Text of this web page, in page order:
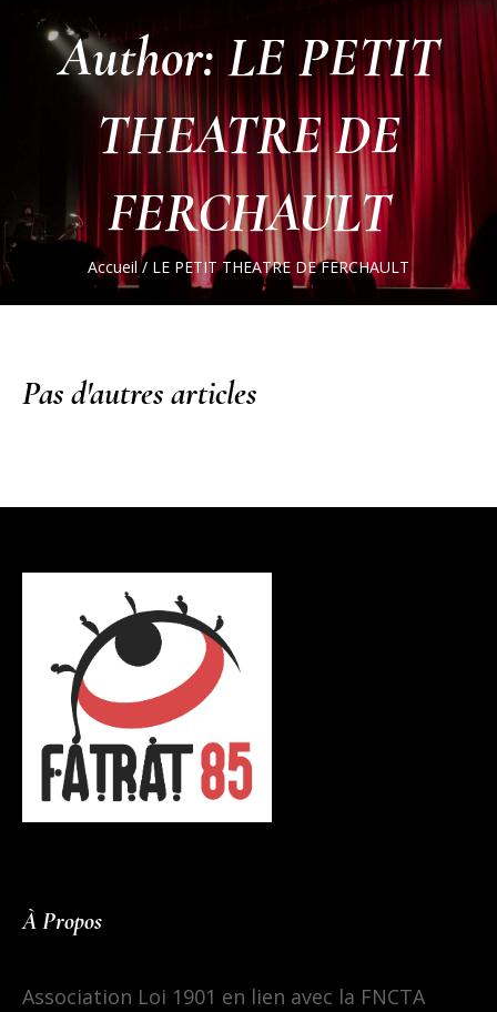
Author:LE PETIT
THEATRE DE
FERCHAULT
Accueil / LE PETIT THEATRE DE FERCHAULT
Pas d'autres articles
À Propos
Association Loi 1901 en lien avec la FNCTA